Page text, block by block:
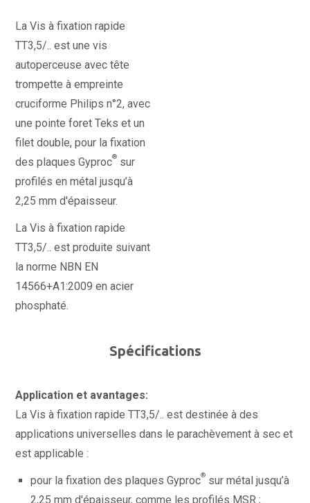
La Vis à fixation rapide
TT3,5/.. est une vis
autoperceuse avec tête
trompette à empreinte
cruciforme Philips n°2, avec
une pointe foret Teks et un
filet double, pour la fixation
des plaques Gyproc® sur
profilés en métal jusqu’à
2,25 mm d'épaisseur.
La Vis à fixation rapide
TT3,5/.. est produite suivant
la norme NBN EN
14566+A1:2009 en acier
phosphaté.
Spécifications
Application et avantages:
La Vis à fixation rapide TT3,5/.. est destinée à des
applications universelles dans le parachèvement à sec et
est applicable :
pour la fixation des plaques Gyproc® sur métal jusqu’à
2,25 mm d'épaisseur, comme les profilés MSR ;